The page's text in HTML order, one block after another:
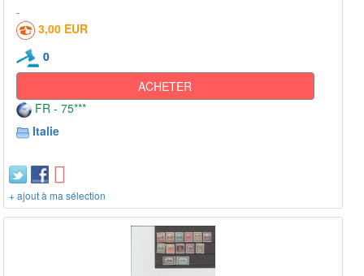
3,00 EUR
0
ACHETER
FR - 75***
Italie
+ ajout à ma sélection